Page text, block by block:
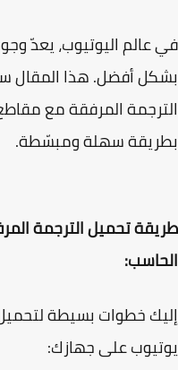
اليوتيوب، يعدّ
أفضل. هذا المقال
المرفقة مع مقاطع
سهلة ومبسّطة.
تحميل الترجمة
خطوات بسيطة لتحميل
على جهازك: